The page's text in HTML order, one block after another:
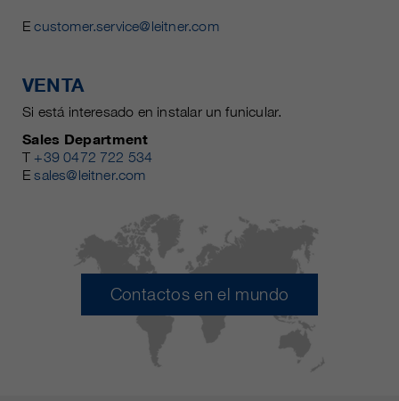
Ecustomer.service@leitner.com
VENTA
Si está interesado en instalar un funicular.
Sales Department
T +39 0472 722 534
Esales@leitner.com
Contactos en el mundo